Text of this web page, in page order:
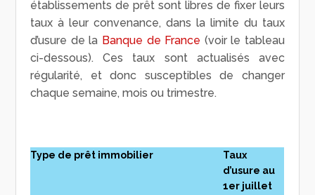
établissements de prêt sont libres de fixer leurs
taux à leur convenance, dans la limite du taux
d’usure de la Banque de France (voir le tableau
ci-dessous). Ces taux sont actualisés avec
régularité, et donc susceptibles de changer
chaque semaine, mois ou trimestre.
Type de prêt immobilier
Taux
d’usure au
1er juillet